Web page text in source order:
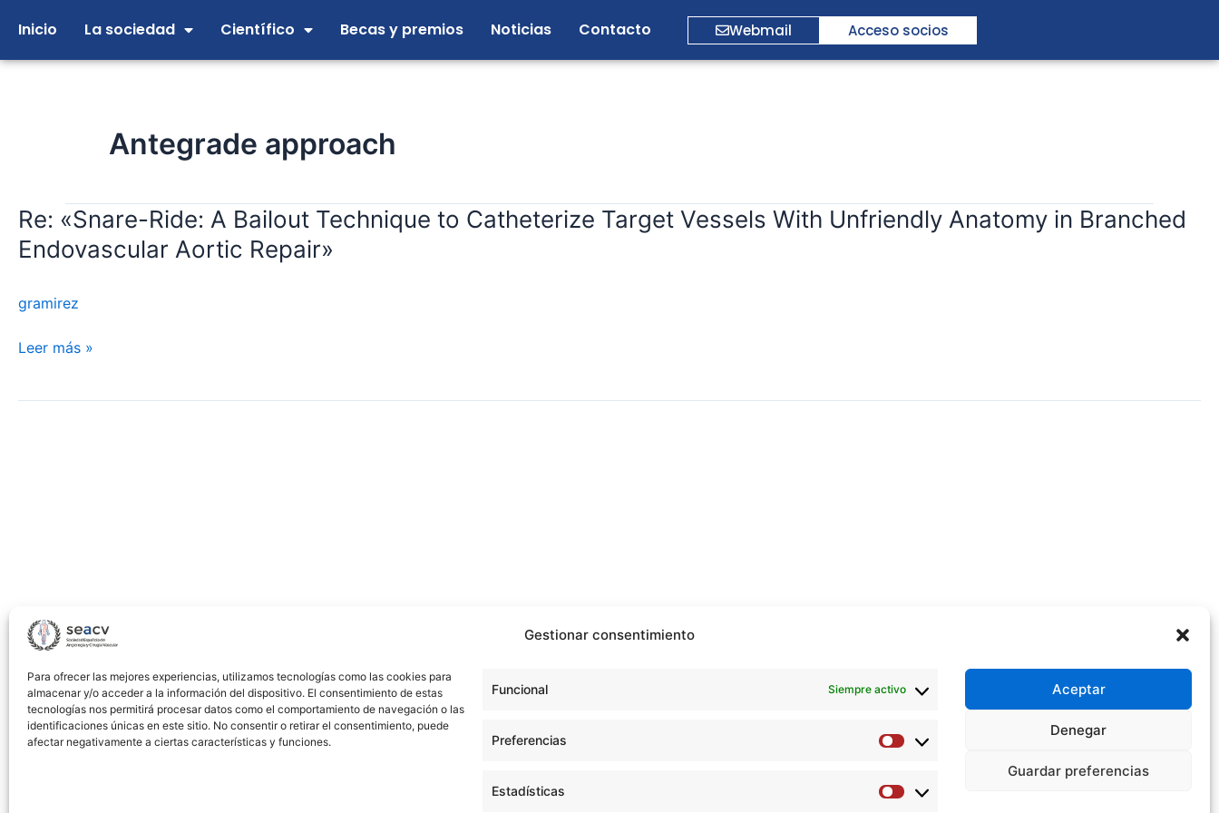
Gestionar consentimiento
Para ofrecer las mejores experiencias, utilizamos tecnologías como las cookies para
almacenar y/o acceder a la información del dispositivo. El consentimiento de estas
tecnologías nos permitirá procesar datos como el comportamiento de navegación o las
identificaciones únicas en este sitio. No consentir o retirar el consentimiento, puede
afectar negativamente a ciertas características y funciones.
Funcional Siempre activo
Preferencias
Preferencias
Estadísticas
Estadísticas
Aceptar
Denegar
Guardar preferencias
contenido
Inicio La sociedad Científico Becas y premios Noticias Contacto Webmail Acceso socios
Antegrade approach
Re: «Snare-Ride: A Bailout Technique to Catheterize Target Vessels With Unfriendly Anatomy in Branched
Endovascular Aortic Repair»
gramirez
Re:
«Snare-
Ride:
Bailout
to
Target
Repair»
Leer más »